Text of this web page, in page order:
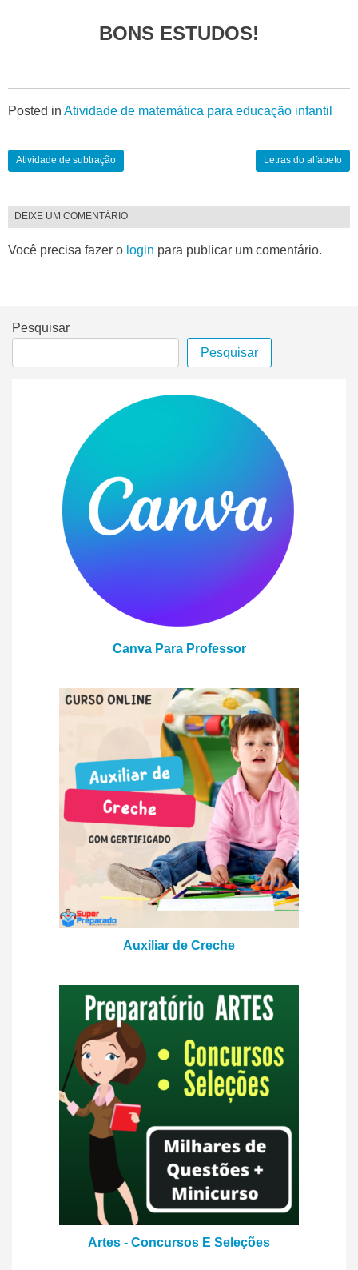
BONS ESTUDOS!
Posted in Atividade de matemática para educação infantil
Atividade de subtração Letras do alfabeto
DEIXE UM COMENTÁRIO
Você precisa fazer o login para publicar um comentário.
Pesquisar
Pesquisar
Canva Para Professor
Auxiliar de Creche
Artes - Concursos E Seleções